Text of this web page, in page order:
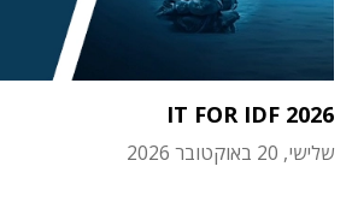
IT FOR IDF 2026
שלישי, 20 באוקטובר 2026